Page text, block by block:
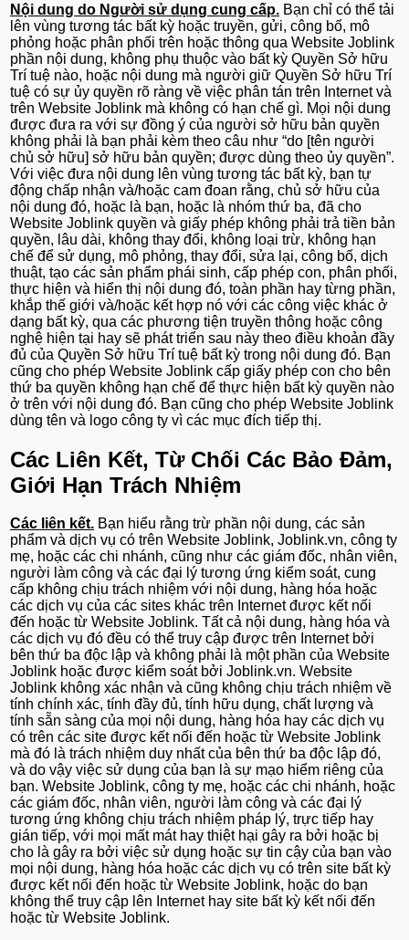
Nội dung do Người sử dụng cung cấp. Bạn chỉ có thể tải
lên vùng tương tác bất kỳ hoặc truyền, gửi, công bố, mô
phỏng hoặc phân phối trên hoặc thông qua Website Joblink
phần nội dung, không phụ thuộc vào bất kỳ Quyền Sở hữu
Trí tuệ nào, hoặc nội dung mà người giữ Quyền Sở hữu Trí
tuệ có sự ủy quyền rõ ràng về việc phân tán trên Internet và
trên Website Joblink mà không có hạn chế gì. Mọi nội dung
được đưa ra với sự đồng ý của người sở hữu bản quyền
không phải là bạn phải kèm theo câu như “do [tên người
chủ sở hữu] sở hữu bản quyền; được dùng theo ủy quyền”.
Với việc đưa nội dung lên vùng tương tác bất kỳ, bạn tự
động chấp nhận và/hoặc cam đoan rằng, chủ sở hữu của
nội dung đó, hoặc là bạn, hoặc là nhóm thứ ba, đã cho
Website Joblink quyền và giấy phép không phải trả tiền bản
quyền, lâu dài, không thay đổi, không loại trừ, không hạn
chế để sử dụng, mô phỏng, thay đổi, sửa lại, công bố, dịch
thuật, tạo các sản phẩm phái sinh, cấp phép con, phân phối,
thực hiện và hiển thị nội dung đó, toàn phần hay từng phần,
khắp thế giới và/hoặc kết hợp nó với các công việc khác ở
dạng bất kỳ, qua các phương tiện truyền thông hoặc công
nghệ hiện tại hay sẽ phát triển sau này theo điều khoản đầy
đủ của Quyền Sở hữu Trí tuệ bất kỳ trong nội dung đó. Bạn
cũng cho phép Website Joblink cấp giấy phép con cho bên
thứ ba quyền không hạn chế để thực hiện bất kỳ quyền nào
ở trên với nội dung đó. Bạn cũng cho phép Website Joblink
dùng tên và logo công ty vì các mục đích tiếp thị.
Các Liên Kết, Từ Chối Các Bảo Đảm,
Giới Hạn Trách Nhiệm
Các liên kết. Bạn hiểu rằng trừ phần nội dung, các sản
phẩm và dịch vụ có trên Website Joblink, Joblink.vn, công ty
mẹ, hoặc các chi nhánh, cũng như các giám đốc, nhân viên,
người làm công và các đại lý tương ứng kiểm soát, cung
cấp không chịu trách nhiệm với nội dung, hàng hóa hoặc
các dịch vụ của các sites khác trên Internet được kết nối
đến hoặc từ Website Joblink. Tất cả nội dung, hàng hóa và
các dịch vụ đó đều có thể truy cập được trên Internet bởi
bên thứ ba độc lập và không phải là một phần của Website
Joblink hoặc được kiểm soát bởi Joblink.vn. Website
Joblink không xác nhận và cũng không chịu trách nhiệm về
tính chính xác, tính đầy đủ, tính hữu dụng, chất lượng và
tính sẵn sàng của mọi nội dung, hàng hóa hay các dịch vụ
có trên các site được kết nối đến hoặc từ Website Joblink
mà đó là trách nhiệm duy nhất của bên thứ ba độc lập đó,
và do vậy việc sử dụng của bạn là sự mạo hiểm riêng của
bạn. Website Joblink, công ty mẹ, hoặc các chi nhánh, hoặc
các giám đốc, nhân viên, người làm công và các đại lý
tương ứng không chịu trách nhiệm pháp lý, trực tiếp hay
gián tiếp, với mọi mất mát hay thiệt hại gây ra bởi hoặc bị
cho là gây ra bởi việc sử dụng hoặc sự tin cậy của bạn vào
mọi nội dung, hàng hóa hoặc các dịch vụ có trên site bất kỳ
được kết nối đến hoặc từ Website Joblink, hoặc do bạn
không thể truy cập lên Internet hay site bất kỳ kết nối đến
hoặc từ Website Joblink.